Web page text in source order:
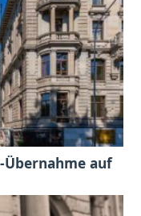
auf